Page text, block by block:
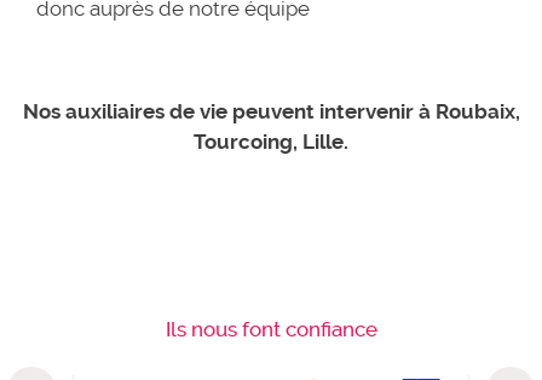
donc auprès de notre équipe
Nos auxiliaires de vie peuvent intervenir à Roubaix,
Tourcoing, Lille.
Ils nous font confiance